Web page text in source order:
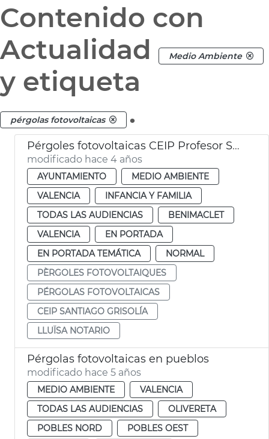
Contenido con
Actualidad
Medio Ambiente
y etiqueta
pérgolas fotovoltaicas .
Pérgoles fotovoltaicas CEIP Profesor Santiago Grisolía
modificado hace 4 años
AYUNTAMIENTO
MEDIO AMBIENTE
VALENCIA
INFANCIA Y FAMILIA
TODAS LAS AUDIENCIAS
BENIMACLET
VALENCIA
EN PORTADA
EN PORTADA TEMÁTICA
NORMAL
PÈRGOLES FOTOVOLTAIQUES
PÉRGOLAS FOTOVOLTAICAS
CEIP SANTIAGO GRISOLÍA
LLUÏSA NOTARIO
Pérgolas fotovoltaicas en pueblos
modificado hace 5 años
MEDIO AMBIENTE
VALENCIA
TODAS LAS AUDIENCIAS
OLIVERETA
POBLES NORD
POBLES OEST